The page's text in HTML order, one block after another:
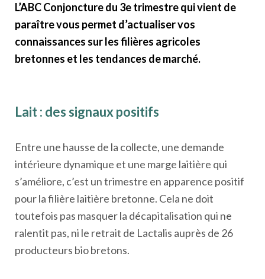
L’ABC Conjoncture du 3etrimestre qui vient de
paraître vous permet d’actualiser vos
connaissances sur les filières agricoles
bretonnes et les tendances de marché.
Lait : des signaux positifs
Entre une hausse de la collecte, une demande
intérieure dynamique et une marge laitière qui
s’améliore, c’est un trimestre en apparence positif
pour la filière laitière bretonne. Cela ne doit
toutefois pas masquer la décapitalisation qui ne
ralentit pas, ni le retrait de Lactalis auprès de 26
producteurs bio bretons.